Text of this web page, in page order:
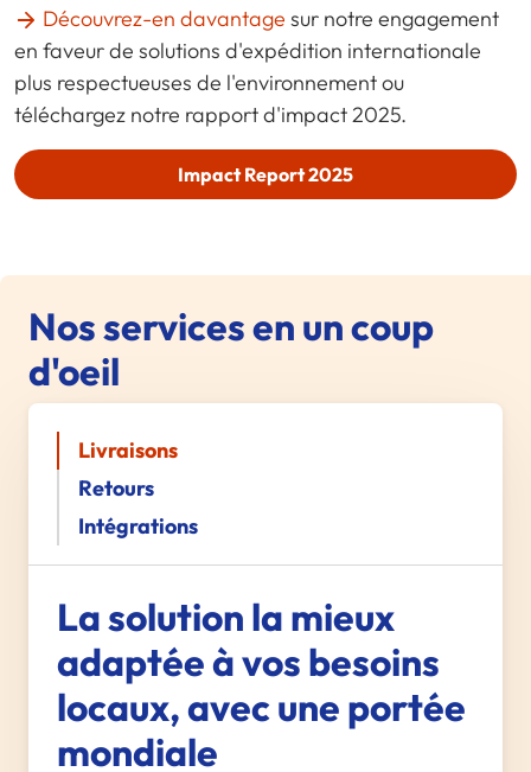
Découvrez-en davantage sur notre engagement
en faveur de solutions d'expédition internationale
plus respectueuses de l'environnement ou
téléchargez notre rapport d'impact 2025.
Impact Report 2025
Nos services en un coup
d'oeil
Livraisons
Retours
Intégrations
La solution la mieux
adaptée à vos besoins
locaux, avec une portée
mondiale